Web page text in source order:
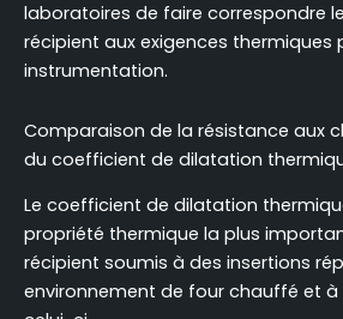
laboratoires de faire correspondre
récipient aux exigences thermiques
instrumentation.
Comparaison de la résistance aux
du coefficient de dilatation
Le coefficient de dilatation
propriété thermique la plus
récipient soumis à des insertions
environnement de four chauffé et à